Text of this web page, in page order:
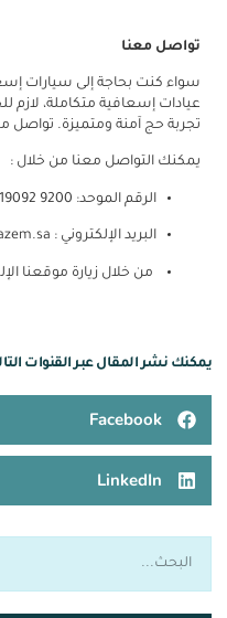
تواصل معنا
سواء كنت بحاجة إلى سيارات
عيادات إسعافية متكاملة، لازم
تجربة حج آمنة ومتميزة. تواصل
يمكنك التواصل معنا من خلال :
الرقم الموحد: 9200 19092
البريد الإلكتروني : cs@lazem.sa
من خلال زيارة موقعنا
يمكنك نشر المقال عبر القنوات
Facebook
LinkedIn